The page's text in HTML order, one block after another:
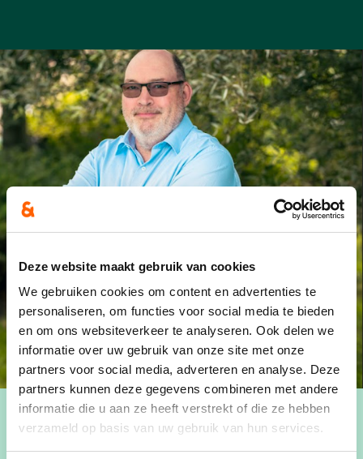
Deze website maakt gebruik van cookies
We gebruiken cookies om content en advertenties te
personaliseren, om functies voor social media te bieden
en om ons websiteverkeer te analyseren. Ook delen we
informatie over uw gebruik van onze site met onze
partners voor social media, adverteren en analyse. Deze
partners kunnen deze gegevens combineren met andere
informatie die u aan ze heeft verstrekt of die ze hebben
verzameld op basis van uw gebruik van hun services.